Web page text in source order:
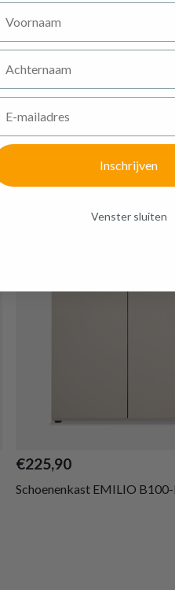
€225,90
Schoenenkast EMILIO
Inschrijven
Venster sluiten